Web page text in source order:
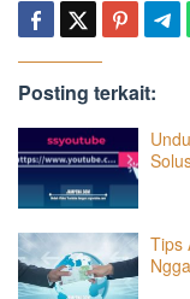
Posting terkait:
Tips